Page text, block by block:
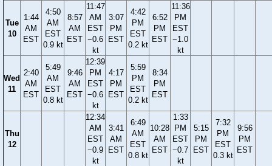
Tue
10
1:44
AM
EST
4:50
AM
EST
0.9 kt
8:57
AM
EST
11:47
AM
EST
−0.6
kt
3:07
PM
EST
4:42
PM
EST
0.2 kt
6:52
PM
EST
11:36
PM
EST
−1.0
kt
Wed
11
2:40
AM
EST
5:49
AM
EST
0.8 kt
9:46
AM
EST
12:39
PM
EST
−0.6
kt
4:17
PM
EST
5:59
PM
EST
0.2 kt
8:34
PM
EST
Thu
12
12:34
AM
EST
−0.9
kt
3:41
AM
EST
6:49
AM
EST
0.8 kt
10:28
AM
EST
1:33
PM
EST
−0.7
kt
5:15
PM
EST
7:32
PM
EST
0.3 kt
9:56
PM
EST